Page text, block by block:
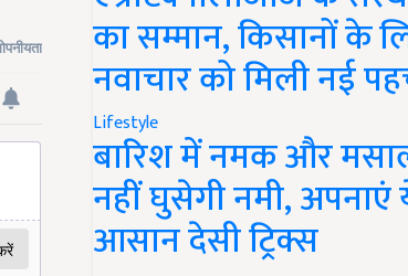
का सम्मान, किसानों के
नवाचार को मिली नई
Lifestyle
बारिश में नमक और
नहीं घुसेगी नमी, अपनाएं
आसान देसी ट्रिक्स